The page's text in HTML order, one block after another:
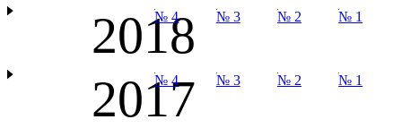
2018
№ 4 № 3 № 2 № 1
2017
№ 4 № 3 № 2 № 1